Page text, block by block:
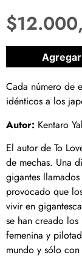
$
1 disponibles
Cada número de
idénticos a los
Autor: Kentaro
El autor de To
de mechas. Una
gigantes
provocado que
vivir en
se han creado
femenina y
mundo y sólo